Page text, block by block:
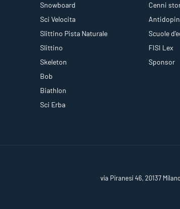
Snowboard
Sci Velocita
Slittino Pista Naturale
Slittino
Skeleton
Bob
Biathlon
Sci Erba
Cenni
Scuole
FISI Lex
Sponsor
via Piranesi 46, 20137